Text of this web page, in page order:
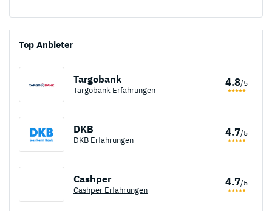
Top Anbieter
Targobank
Targobank Erfahrungen
4.8/5
DKB
DKB Erfahrungen
4.7/5
Cashper
Cashper Erfahrungen
4.7/5
Zum Anbieter